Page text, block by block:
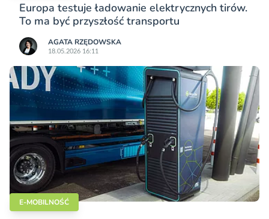
Europa testuje ładowanie elektrycznych tirów.
To ma być przyszłość transportu
AGATA RZĘDOWSKA
18.05.2026 16:11
E-MOBILNOŚĆ